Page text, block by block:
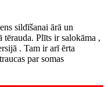
sildīšanai ārā un
tērauda. Plīts ir salokāma ,
. Tam ir arī ērta
par somas